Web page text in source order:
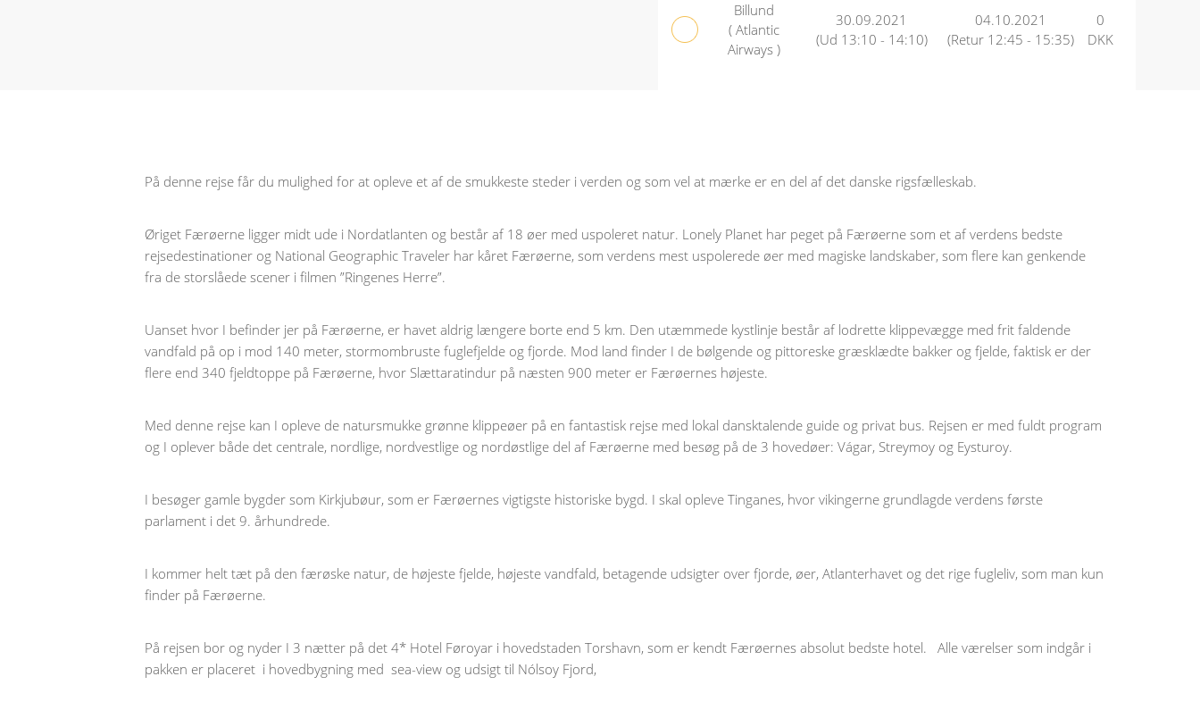
Billund
( Atlantic
Airways )
30.09.2021
(Ud 13:10 - 14:10)
04.10.2021
(Retur 12:45 - 15:35)
0
DKK
På denne rejse får du mulighed for at opleve et af de smukkeste steder i verden og som vel at mærke er en del af det danske rigsfælleskab.
Øriget Færøerne ligger midt ude i Nordatlanten og består af 18 øer med uspoleret natur. Lonely Planet har peget på Færøerne som et af verdens bedste
rejsedestinationer og National Geographic Traveler har kåret Færøerne, som verdens mest uspolerede øer med magiske landskaber, som flere kan genkende
fra de storslåede scener i filmen ”Ringenes Herre”.
Uanset hvor I befinder jer på Færøerne, er havet aldrig længere borte end 5 km. Den utæmmede kystlinje består af lodrette klippevægge med frit faldende
vandfald på op i mod 140 meter, stormombruste fuglefjelde og fjorde. Mod land finder I de bølgende og pittoreske græsklædte bakker og fjelde, faktisk er der
flere end 340 fjeldtoppe på Færøerne, hvor Slættaratindur på næsten 900 meter er Færøernes højeste.
Med denne rejse kan I opleve de natursmukke grønne klippeøer på en fantastisk rejse med lokal dansktalende guide og privat bus. Rejsen er med fuldt program
og I oplever både det centrale, nordlige, nordvestlige og nordøstlige del af Færøerne med besøg på de 3 hovedøer: Vágar, Streymoy og Eysturoy.
I besøger gamle bygder som Kirkjubøur, som er Færøernes vigtigste historiske bygd. I skal opleve Tinganes, hvor vikingerne grundlagde verdens første
parlament i det 9. århundrede.
I kommer helt tæt på den færøske natur, de højeste fjelde, højeste vandfald, betagende udsigter over fjorde, øer, Atlanterhavet og det rige fugleliv, som man kun
finder på Færøerne.
På rejsen bor og nyder I 3 nætter på det 4* Hotel Føroyar i hovedstaden Torshavn, som er kendt Færøernes absolut bedste hotel. Alle værelser som indgår i
pakken er placeret i hovedbygning med sea-view og udsigt til Nólsoy Fjord,